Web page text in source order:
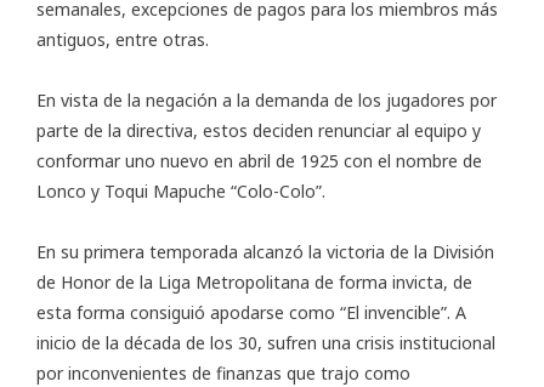
semanales, excepciones de pagos para los miembros más
antiguos, entre otras.
En vista de la negación a la demanda de los jugadores por
parte de la directiva, estos deciden renunciar al equipo y
conformar uno nuevo en abril de 1925 con el nombre de
Lonco y Toqui Mapuche “Colo-Colo”.
En su primera temporada alcanzó la victoria de la División
de Honor de la Liga Metropolitana de forma invicta, de
esta forma consiguió apodarse como “El invencible”. A
inicio de la década de los 30, sufren una crisis institucional
por inconvenientes de finanzas que trajo como